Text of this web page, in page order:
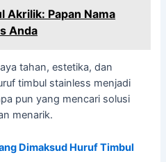
Akrilik: Papan Nama
Anda
tahan, estetika, dan
timbul stainless menjadi
pun yang mencari solusi
menarik.
Dimaksud Huruf Timbul